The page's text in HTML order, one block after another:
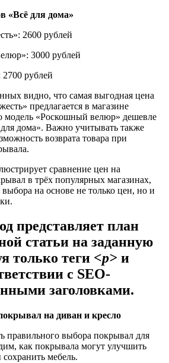
«Всё для дома»
2600 рублей
3000 рублей
рублей
видно, что самая выгодная цена
предлагается в магазине
модель «Роскошный велюр» дешевле
дома». Важно учитывать также
возврата товара при
сравнение цен на
в трёх популярных магазинах,
на основе не только цен, но и
представляет план
статьи на заданную
только теги <p> и
с SEO-
заголовками.
на диван и кресло
правильного выбора покрывал для
как покрывала могут улучшить
мебель.